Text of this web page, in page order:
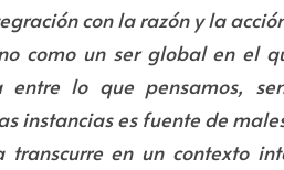
con la razón y la
como un ser global en el
entre lo que pensamos,
instancias es fuente de
transcurre en un contexto